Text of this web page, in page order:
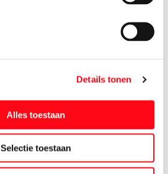
Details tonen
Alles toestaan
Selectie toestaan